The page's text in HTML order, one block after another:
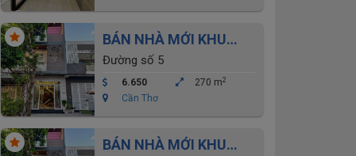
BÁN NHÀ MỚI KHU
THỚI NHỰT 2- ĐẠI
HỌC Y DƯỢC
Đường số 5
6.650 270 m2
Cần Thơ
BÁN NHÀ MỚI KHU